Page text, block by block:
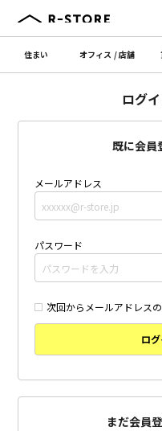
住まい オフィス /店舗
ログ
既に会員
メールアドレス
パスワード
次回からメールアドレス
ロ
まだ会員